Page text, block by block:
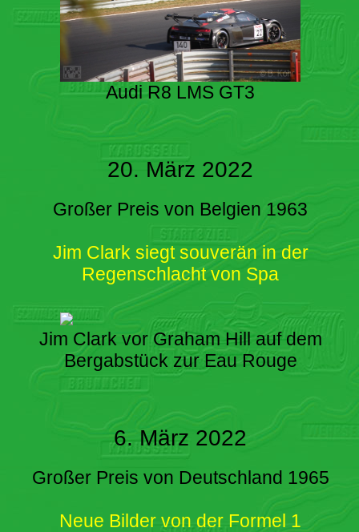
Audi R8 LMS GT3
20. März 2022
Großer Preis von Belgien 1963
Jim Clark siegt souverän in der
Regenschlacht von Spa
Jim Clark vor Graham Hill auf dem
Bergabstück zur Eau Rouge
6. März 2022
Großer Preis von Deutschland 1965
Neue Bilder von der Formel 1